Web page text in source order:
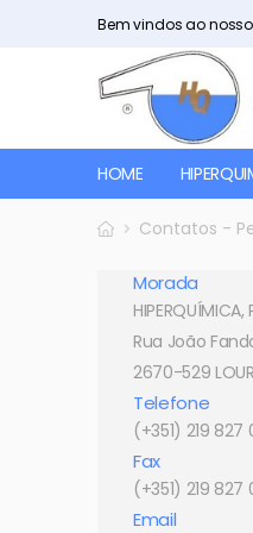
Bem vindos ao
HOME
Contatos -
Morada
Rua João
2670-529
Telefone
(+351) 219 827
Fax
(+351) 219 827
Email